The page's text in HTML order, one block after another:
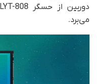
می‌برد.